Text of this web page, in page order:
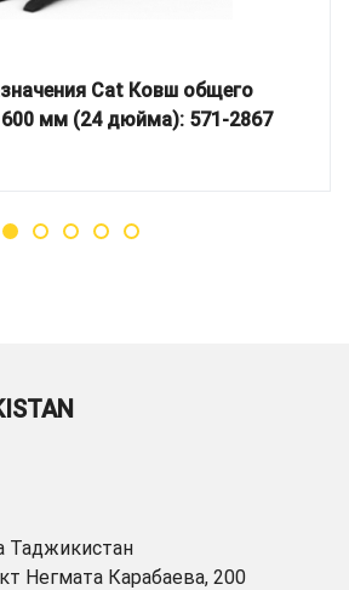
Cat Ковш общего
600 мм (24 дюйма): 571-2867
Таджикистан
Негмата Карабаева, 200